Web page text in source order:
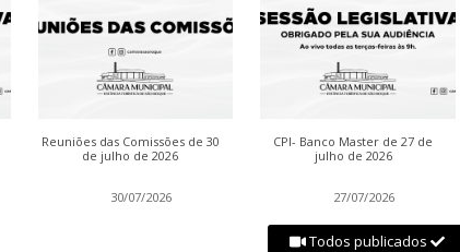
Reuniões das Comissões de 30
de julho de 2026
30/07/2026
CPI- Banco Master de 27 de
julho de 2026
27/07/2026
Todos publicados